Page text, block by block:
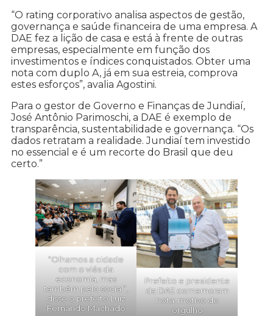
“O rating corporativo analisa aspectos de gestão,
governança e saúde financeira de uma empresa. A
DAE fez a lição de casa e está à frente de outras
empresas, especialmente em função dos
investimentos e índices conquistados. Obter uma
nota com duplo A, já em sua estreia, comprova
estes esforços”, avalia Agostini.
Para o gestor de Governo e Finanças de Jundiaí,
José Antônio Parimoschi, a DAE é exemplo de
transparência, sustentabilidade e governança. “Os
dados retratam a realidade. Jundiaí tem investido
no essencial e é um recorte do Brasil que deu
certo.”
“Olhamos a cidade
com o viés da
economia, mas
também pelo social”,
disse o prefeito Luiz
Fernando Machado
Prefeito e presidente
da DAE comemoram
nota: motivo de
orgulho